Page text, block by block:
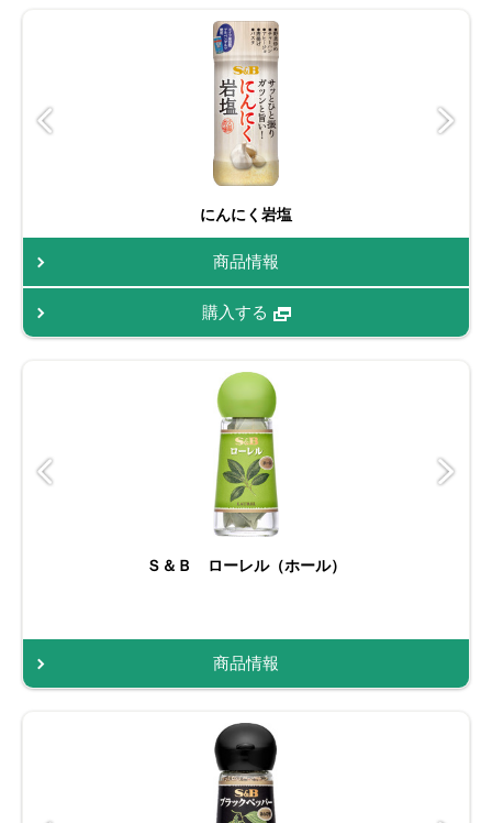
にんにく岩塩
商品情報
購入する
Ｓ＆Ｂ ローレル（ホール）
商品情報